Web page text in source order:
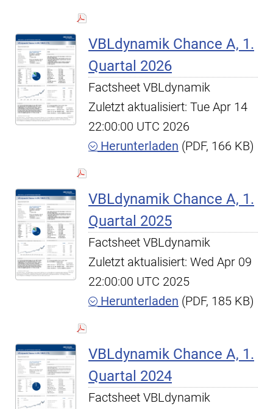
VBLdynamik Chance A, 1.
Quartal 2026
Factsheet VBLdynamik
Zuletzt aktualisiert: Tue Apr 14
22:00:00 UTC 2026
Herunterladen (PDF, 166 KB)
VBLdynamik Chance A, 1.
Quartal 2025
Factsheet VBLdynamik
Zuletzt aktualisiert: Wed Apr 09
22:00:00 UTC 2025
Herunterladen (PDF, 185 KB)
VBLdynamik Chance A, 1.
Quartal 2024
Factsheet VBLdynamik